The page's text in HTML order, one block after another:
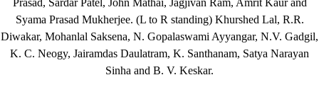
Prasad, Sardar Patel, John Mathai, Jagjivan Ram, Amrit Kaur and
Syama Prasad Mukherjee. (L to R standing) Khurshed Lal, R.R.
Diwakar, Mohanlal Saksena, N. Gopalaswami Ayyangar, N.V. Gadgil,
K. C. Neogy, Jairamdas Daulatram, K. Santhanam, Satya Narayan
Sinha and B. V. Keskar.